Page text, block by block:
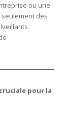
ou une
des
pour la